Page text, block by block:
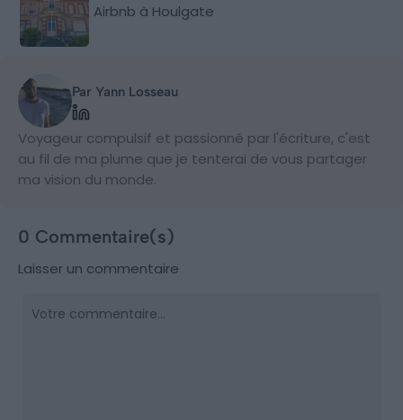
Airbnb à Houlgate
Par Yann Losseau
Voyageur compulsif et passionné par l'écriture, c'est
au fil de ma plume que je tenterai de vous partager
ma vision du monde.
0 Commentaire(s)
Laisser un commentaire